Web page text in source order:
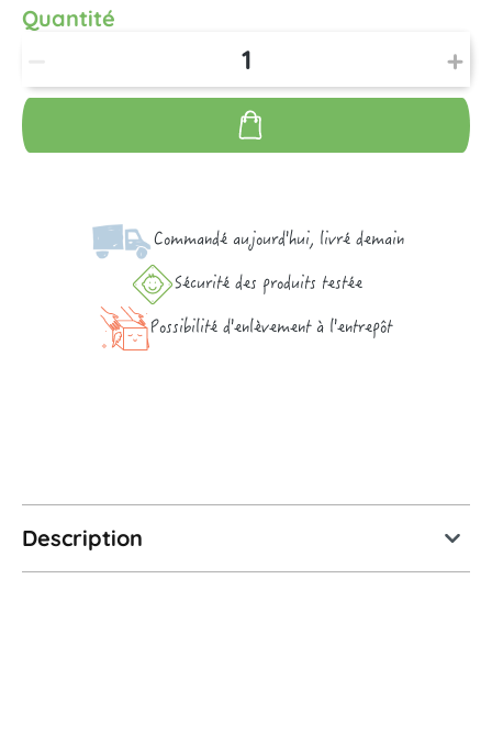
Quantité
Commandé aujourd'hui, livré demain
Sécurité des produits testée
Possibilité d'enlèvement à l'entrepôt
Description